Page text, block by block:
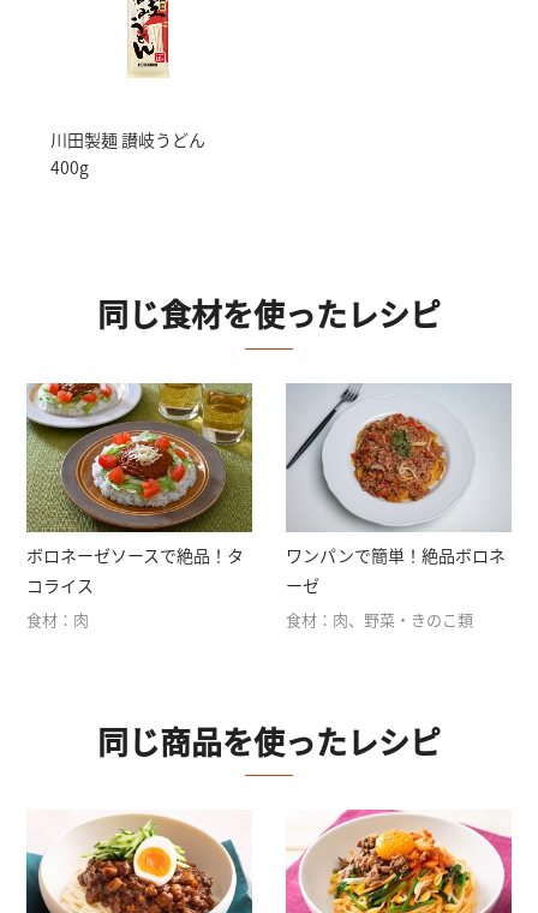
川田製麺 讃岐うどん
400g
同じ食材を使ったレシピ
ボロネーゼソースで絶品！タ
コライス
食材：肉
ワンパンで簡単！絶品ボロネ
ーゼ
食材：肉、野菜・きのこ類
同じ商品を使ったレシピ